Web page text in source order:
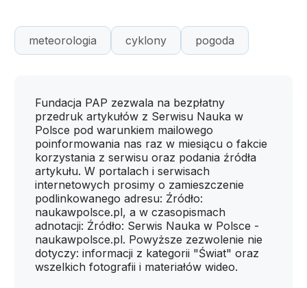
meteorologia cyklony pogoda
Fundacja PAP zezwala na bezpłatny
przedruk artykułów z Serwisu Nauka w
Polsce pod warunkiem mailowego
poinformowania nas raz w miesiącu o fakcie
korzystania z serwisu oraz podania źródła
artykułu. W portalach i serwisach
internetowych prosimy o zamieszczenie
podlinkowanego adresu: Źródło:
naukawpolsce.pl, a w czasopismach
adnotacji: Źródło: Serwis Nauka w Polsce -
naukawpolsce.pl. Powyższe zezwolenie nie
dotyczy: informacji z kategorii "Świat" oraz
wszelkich fotografii i materiałów wideo.